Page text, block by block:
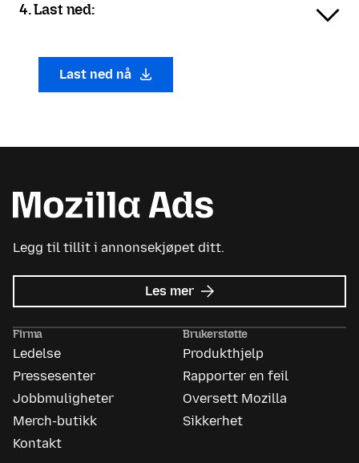
4. Last ned:
Last ned nå
Legg til tillit i annonsekjøpet ditt.
Les mer om
Mozilla
Firma
Ledelse
Pressesenter
Jobbmuligheter
Merch-butikk
Kontakt
Brukerstøtte
Produkthjelp
Rapporter en feil
Oversett Mozilla
Sikkerhet